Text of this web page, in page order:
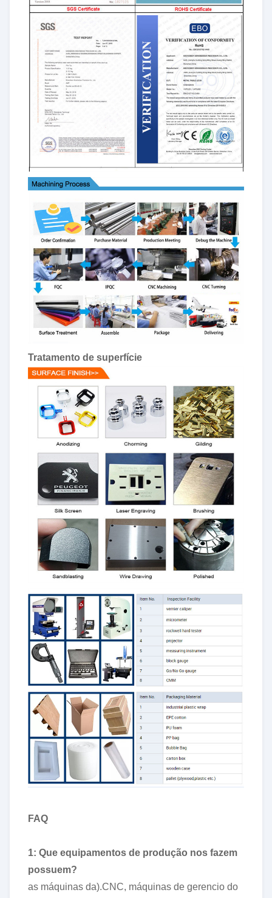
Tratamento de superfície
FAQ
1: Que equipamentos de produção nos fazem
possuem?
as máquinas da).CNC, máquinas de gerencio do